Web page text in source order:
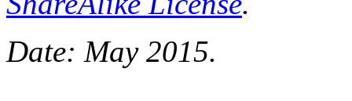
Date: May 2015.